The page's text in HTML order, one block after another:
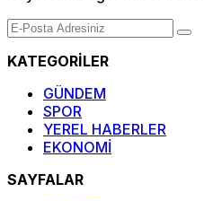
KATEGORİLER
GÜNDEM
SPOR
YEREL HABERLER
EKONOMİ
SAYFALAR